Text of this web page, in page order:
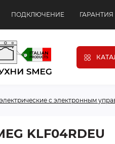
ПОДКЛЮЧЕНИЕ
с электронным
KLF04RDEU